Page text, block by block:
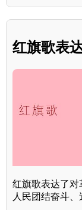
红旗歌表
红旗歌表达了对
人民团结奋斗、